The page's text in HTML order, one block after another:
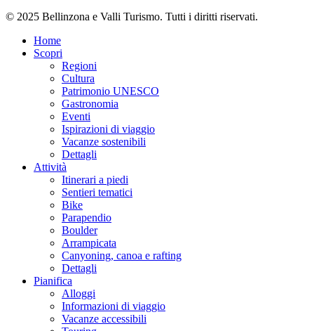
© 2025 Bellinzona e Valli Turismo. Tutti i diritti riservati.
Home
Scopri
Regioni
Cultura
Patrimonio UNESCO
Gastronomia
Eventi
Ispirazioni di viaggio
Vacanze sostenibili
Dettagli
Attività
Itinerari a piedi
Sentieri tematici
Bike
Parapendio
Boulder
Arrampicata
Canyoning, canoa e rafting
Dettagli
Pianifica
Alloggi
Informazioni di viaggio
Vacanze accessibili